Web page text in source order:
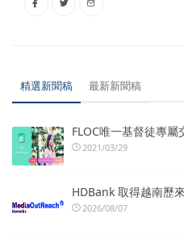
精選新聞稿 最新新聞稿
FLOC唯一基督徒專
2021/03/29
HDBank 取得越南歷
2026/08/07